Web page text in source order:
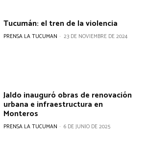
Tucumán: el tren de la violencia
PRENSA LA TUCUMAN - 23 DE NOVIEMBRE DE 2024
Jaldo inauguró obras de renovación
urbana e infraestructura en
Monteros
PRENSA LA TUCUMAN - 6 DE JUNIO DE 2025